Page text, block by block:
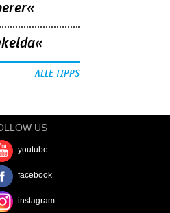
ALLE TIPPS
US
youtube
facebook
instagram